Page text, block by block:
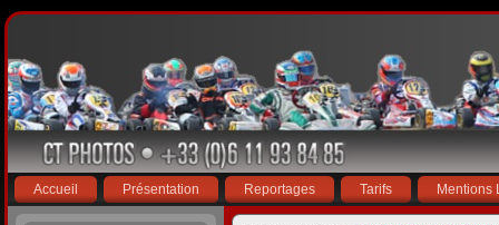
Accueil Présentation Reportages Tarifs Mentions